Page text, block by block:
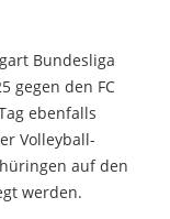
Bundesliga
gegen den FC
ebenfalls
Volleyball-
auf den
werden.